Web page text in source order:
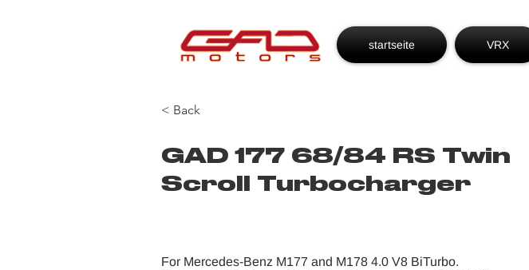
startseite VRX
< Back
GAD 177 68/84 RS Twin
Scroll Turbocharger
For Mercedes-Benz M177 and M178 4.0 V8 BiTurbo.